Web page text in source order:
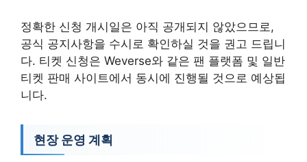
정확한 신청 개시일은 아직 공개되지 않았으므로,
공식 공지사항을 수시로 확인하실 것을 권고 드립니
다. 티켓 신청은 Weverse와 같은 팬 플랫폼 및 일반
티켓 판매 사이트에서 동시에 진행될 것으로 예상됩
니다.
현장 운영 계획